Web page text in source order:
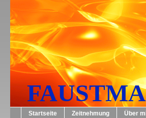
Startseite Zeitnehmung Über